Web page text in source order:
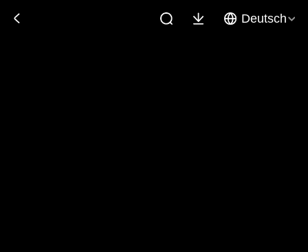
Deutsch